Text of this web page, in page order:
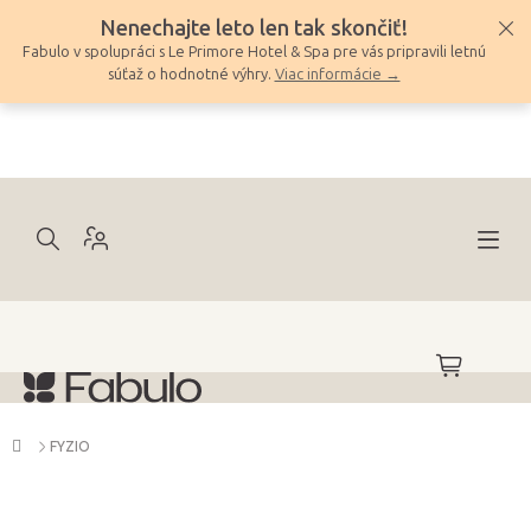
obsah
Nenechajte leto len tak skončiť!
Fabulo v spolupráci s Le Primore Hotel & Spa pre vás pripravili letnú
súťaž o hodnotné výhry. Viac informácie →
NÁKUPNÝ
KOŠÍK
Domov
FYZIO